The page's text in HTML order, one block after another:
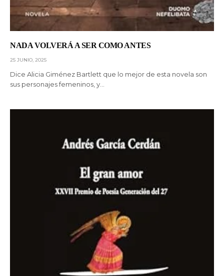
NADA VOLVERÁ A SER COMO ANTES
25 JUNIO, 2025
Dice Alicia Giménez Bartlett que lo mejor de esta novela son
sus personajes femeninos, y…